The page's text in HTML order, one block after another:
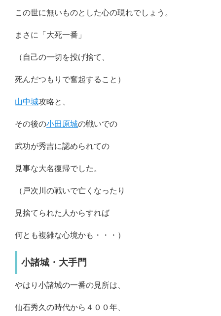
この世に無いものとした心の現れでしょう。
まさに「大死一番」
（自己の一切を投げ捨て、
死んだつもりで奮起すること）
山中城攻略と、
その後の小田原城の戦いでの
武功が秀吉に認められての
見事な大名復帰でした。
（戸次川の戦いで亡くなったり
見捨てられた人からすれば
何とも複雑な心境かも・・・）
小諸城・大手門
やはり小諸城の一番の見所は、
仙石秀久の時代から４００年、